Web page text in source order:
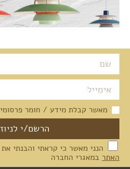
מאשר קבלת מידע / חומר פרסומי
הנני מאשר כי קראתי והבנתי את
האתר במאגרי החברה